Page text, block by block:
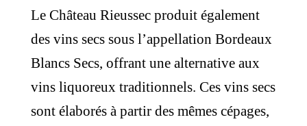
Le Château Rieussec produit également
des vins secs sous l’appellation Bordeaux
Blancs Secs, offrant une alternative aux
vins liquoreux traditionnels. Ces vins secs
sont élaborés à partir des mêmes cépages,